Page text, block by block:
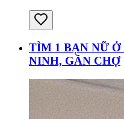
TÌM 1 BẠN NỮ Ở
NINH, GẦN CHỢ